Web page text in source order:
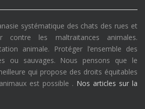
systématique des chats des rues et
contre les maltraitances animales.
animale. Protéger l’ensemble des
ou sauvages. Nous pensons que le
qui propose des droits équitables
est possible . Nos articles sur la